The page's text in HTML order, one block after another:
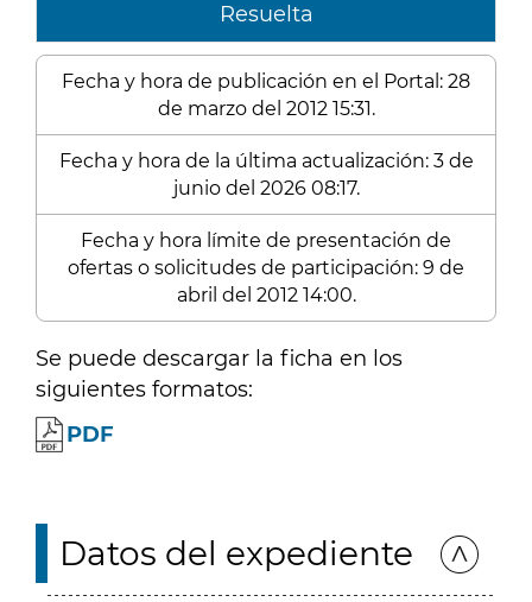
Resuelta
Fecha y hora de publicación en el Portal: 28
de marzo del 2012 15:31.
Fecha y hora de la última actualización: 3 de
junio del 2026 08:17.
Fecha y hora límite de presentación de
ofertas o solicitudes de participación: 9 de
abril del 2012 14:00.
Se puede descargar la ficha en los
siguientes formatos:
PDF
Datos del expediente